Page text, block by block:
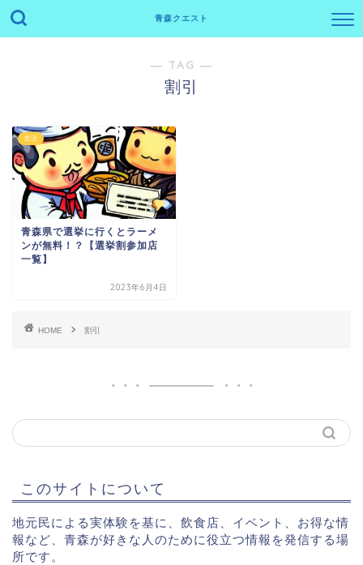
青森クエスト
― TAG ―
割引
生活
青森県で選挙に行くとラーメ
ンが無料！？【選挙割参加店
一覧】
2023年6月4日
HOME 割引
このサイトについて
地元民による実体験を基に、飲食店、イベント、お得な情
報など、青森が好きな人のために役立つ情報を発信する場
所です。